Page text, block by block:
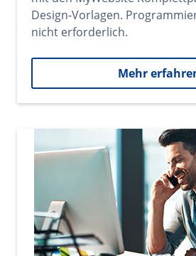
Design-Vorlagen.
nicht erforderlich.
Mehr